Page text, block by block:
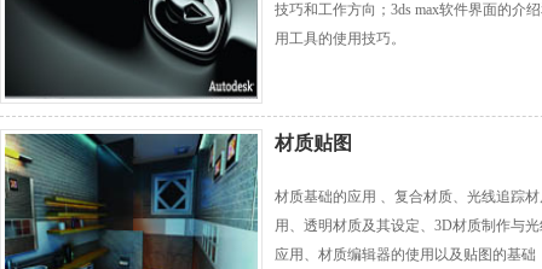
技巧和工作方向；3ds max软件界面的介
用工具的使用技巧。
材质贴图
材质基础的应用 、复合材质、光线追踪
用、透明材质及其设定、3D材质制作与
应用、材质编辑器的使用以及贴图的基础